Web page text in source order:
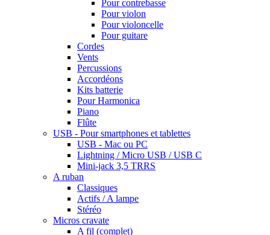
Pour contrebasse
Pour violon
Pour violoncelle
Pour guitare
Cordes
Vents
Percussions
Accordéons
Kits batterie
Pour Harmonica
Piano
Flûte
USB - Pour smartphones et tablettes
USB - Mac ou PC
Lightning / Micro USB / USB C
Mini-jack 3,5 TRRS
A ruban
Classiques
Actifs / A lampe
Stéréo
Micros cravate
A fil (complet)